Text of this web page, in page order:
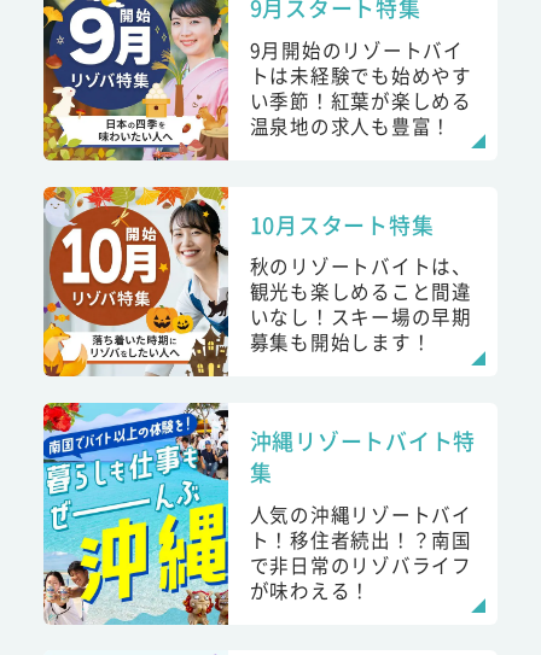
9月スタート特集
9月開始のリゾートバイ
トは未経験でも始めやす
い季節！紅葉が楽しめる
温泉地の求人も豊富！
10月スタート特集
秋のリゾートバイトは、
観光も楽しめること間違
いなし！スキー場の早期
募集も開始します！
沖縄リゾートバイト特
集
人気の沖縄リゾートバイ
ト！移住者続出！？南国
で非日常のリゾバライフ
が味わえる！